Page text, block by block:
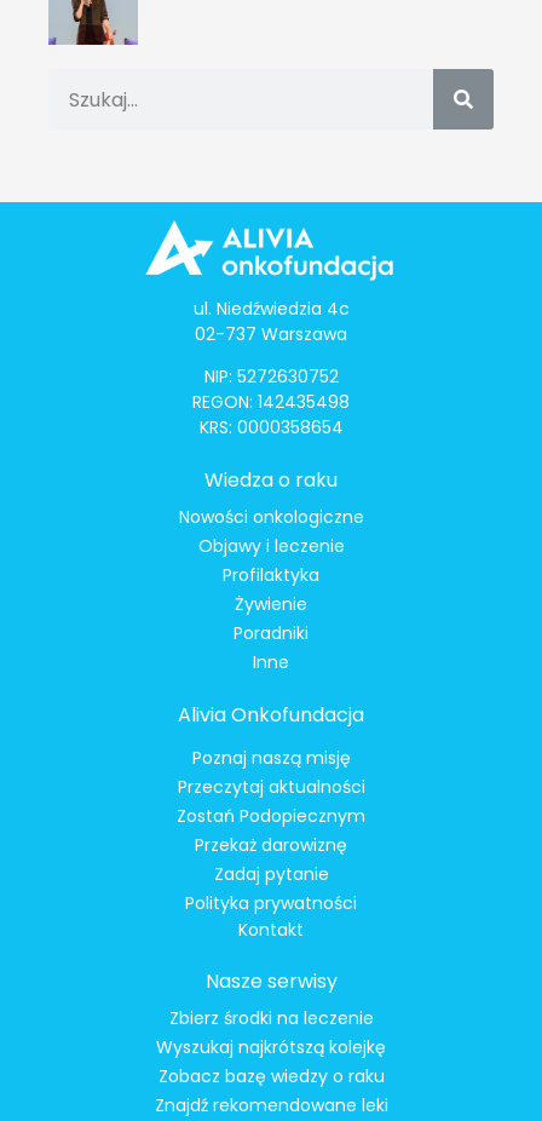
ul. Niedźwiedzia 4c
02-737 Warszawa
NIP: 5272630752
REGON: 142435498
KRS: 0000358654
Wiedza o raku
Nowości onkologiczne
Objawy i leczenie
Profilaktyka
Żywienie
Poradniki
Inne
Alivia Onkofundacja
Poznaj naszą misję
Przeczytaj aktualności
Zostań Podopiecznym
Przekaż darowiznę
Zadaj pytanie
Polityka prywatności
Kontakt
Nasze serwisy
Zbierz środki na leczenie
Wyszukaj najkrótszą kolejkę
Zobacz bazę wiedzy o raku
Znajdź rekomendowane leki